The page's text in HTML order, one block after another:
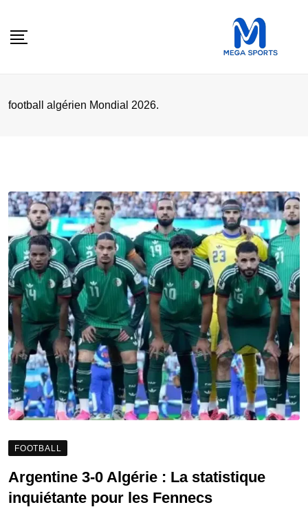
football algérien Mondial 2026.
FOOTBALL
Argentine 3-0 Algérie : La statistique
inquiétante pour les Fennecs